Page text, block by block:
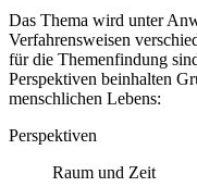
Das Thema wird unter
Verfahrensweisen
für die Themenfindung
Perspektiven beinhalten
menschlichen Lebens:
Perspektiven
Raum und Zeit